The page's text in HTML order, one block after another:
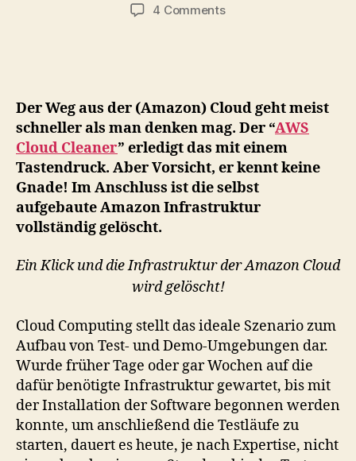
4 Commentson
Amazon
Cloud
Infrastruktur
innerhalb
von
Sekunden!
Der Weg aus der (Amazon) Cloud geht meist
schneller als man denken mag. Der “AWS
Cloud Cleaner” erledigt das mit einem
Tastendruck. Aber Vorsicht, er kennt keine
Gnade! Im Anschluss ist die selbst
aufgebaute Amazon Infrastruktur
vollständig gelöscht.
Ein Klick und die Infrastruktur der Amazon Cloud
wird gelöscht!
Cloud Computing stellt das ideale Szenario zum
Aufbau von Test- und Demo-Umgebungen dar.
Wurde früher Tage oder gar Wochen auf die
dafür benötigte Infrastruktur gewartet, bis mit
der Installation der Software begonnen werden
konnte, um anschließend die Testläufe zu
starten, dauert es heute, je nach Expertise, nicht